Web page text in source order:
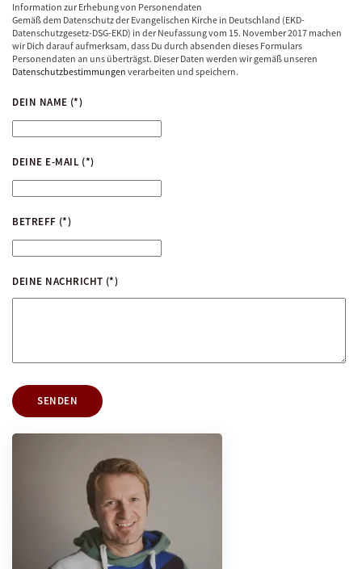
Information zur Erhebung von Personendaten
Gemäß dem Datenschutz der Evangelischen Kirche in Deutschland (EKD-
Datenschutzgesetz-DSG-EKD) in der Neufassung vom 15. November 2017 machen
wir Dich darauf aufmerksam, dass Du durch absenden dieses Formulars
Personendaten an uns überträgst. Dieser Daten werden wir gemäß unseren
Datenschutzbestimmungen verarbeiten und speichern.
DEIN NAME (*)
DEINE E-MAIL (*)
BETREFF (*)
DEINE NACHRICHT (*)
SENDEN